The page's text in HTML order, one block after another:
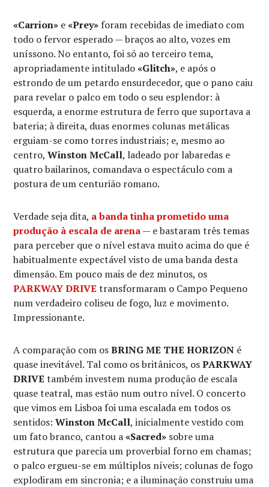
«Carrion» e«Prey» foram recebidas de imediato com
todo o fervor esperado — braços ao alto, vozes em
uníssono. No entanto, foi só ao terceiro tema,
apropriadamente intitulado«Glitch», e após o
estrondo de um petardo ensurdecedor, que o pano caiu
para revelar o palco em todo o seu esplendor: à
esquerda, a enorme estrutura de ferro que suportava a
bateria; à direita, duas enormes colunas metálicas
erguiam-se como torres industriais; e, mesmo ao
centro,Winston McCall, ladeado por labaredas e
quatro bailarinos, comandava o espectáculo com a
postura de um centurião romano.
Verdade seja dita, a banda tinha prometido uma
produção à escala de arena— e bastaram três temas
para perceber que o nível estava muito acima do que é
habitualmente expectável visto de uma banda desta
dimensão. Em pouco mais de dez minutos, os
PARKWAY DRIVE transformaram o Campo Pequeno
num verdadeiro coliseu de fogo, luz e movimento.
Impressionante.
A comparação com osBRING ME THE HORIZON é
quase inevitável. Tal como os britânicos, osPARKWAY
DRIVE também investem numa produção de escala
quase teatral, mas estão num outro nível. O concerto
que vimos em Lisboa foi uma escalada em todos os
sentidos:Winston McCall, inicialmente vestido com
um fato branco, cantou a«Sacred» sobre uma
estrutura que parecia um proverbial forno em chamas;
o palco ergueu-se em múltiplos níveis; colunas de fogo
explodiram em sincronia; e a iluminação construiu uma